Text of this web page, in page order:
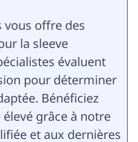
vous offre des
la sleeve
évaluent
pour déterminer
Bénéficiez
grâce à notre
et aux dernières